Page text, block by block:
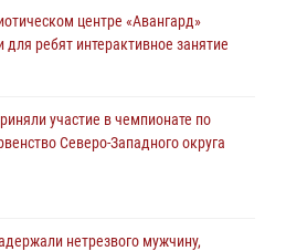
мужчину, подозреваемого в
центре «Авангард»
ребят интерактивное занятие
участие в чемпионате по
Северо-Западного округа
нетрезвого мужчину,